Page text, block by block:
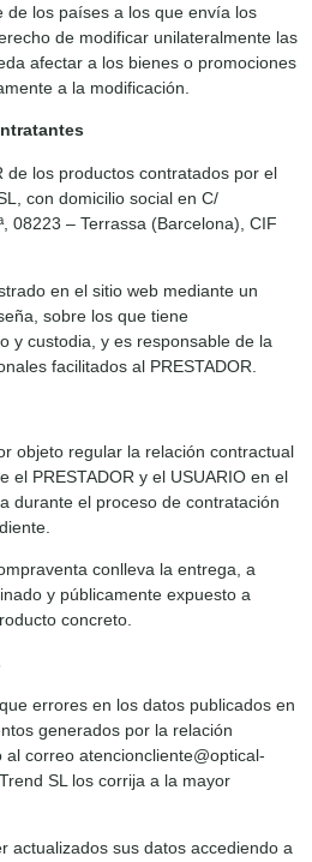
de los países a los que envía los
de modificar unilateralmente las
afectar a los bienes o promociones
a la modificación.
de los productos contratados por el
con domicilio social en C/
08223 – Terrassa (Barcelona), CIF
en el sitio web mediante un
sobre los que tiene
y custodia, y es responsable de la
facilitados al PRESTADOR.
objeto regular la relación contractual
el PRESTADOR y el USUARIO en el
durante el proceso de contratación
conlleva la entrega, a
y públicamente expuesto a
concreto.
errores en los datos publicados en
generados por la relación
correo atencioncliente@optical-
SL los corrija a la mayor
actualizados sus datos accediendo a